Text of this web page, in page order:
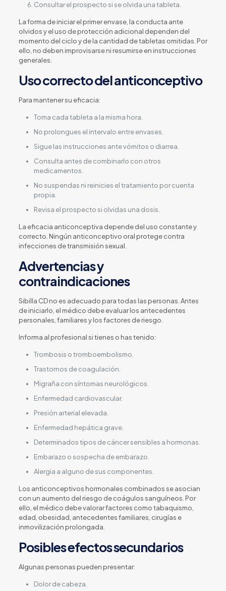
Consultar el prospecto si se olvida una tableta.
La forma de iniciar el primer envase, la conducta ante
olvidos y el uso de protección adicional dependen del
momento del ciclo y de la cantidad de tabletas omitidas. Por
ello, no deben improvisarse ni resumirse en instrucciones
generales.
Uso correcto del anticonceptivo
Para mantener su eficacia:
Toma cada tableta a la misma hora.
No prolongues el intervalo entre envases.
Sigue las instrucciones ante vómitos o diarrea.
Consulta antes de combinarlo con otros
medicamentos.
No suspendas ni reinicies el tratamiento por cuenta
propia.
Revisa el prospecto si olvidas una dosis.
La eficacia anticonceptiva depende del uso constante y
correcto. Ningún anticonceptivo oral protege contra
infecciones de transmisión sexual.
Advertencias y
contraindicaciones
Sibilla CD no es adecuado para todas las personas. Antes
de iniciarlo, el médico debe evaluar los antecedentes
personales, familiares y los factores de riesgo.
Informa al profesional si tienes o has tenido:
Trombosis o tromboembolismo.
Trastornos de coagulación.
Migraña con síntomas neurológicos.
Enfermedad cardiovascular.
Presión arterial elevada.
Enfermedad hepática grave.
Determinados tipos de cáncer sensibles a hormonas.
Embarazo o sospecha de embarazo.
Alergia a alguno de sus componentes.
Los anticonceptivos hormonales combinados se asocian
con un aumento del riesgo de coágulos sanguíneos. Por
ello, el médico debe valorar factores como tabaquismo,
edad, obesidad, antecedentes familiares, cirugías e
inmovilización prolongada.
Posibles efectos secundarios
Algunas personas pueden presentar:
Dolor de cabeza.